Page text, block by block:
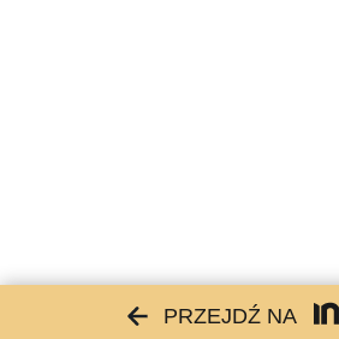
PRZEJDŹ NA